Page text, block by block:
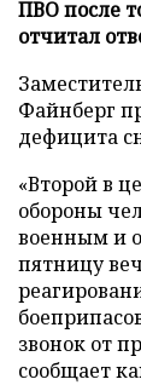
ПВО после
отчитал
Файнберг
дефицита
«Второй в
обороны
военным и
пятницу
звонок от
сообщает